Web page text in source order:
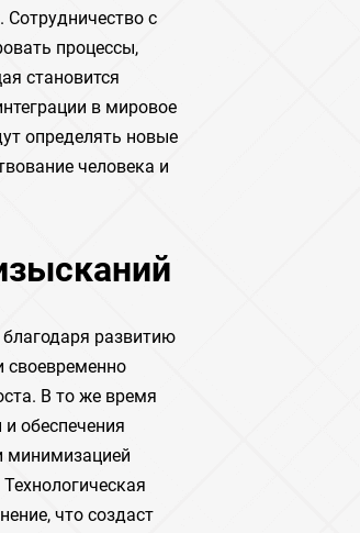
с
процессы,
становится
в мировое
определять новые
человека и
развитию
своевременно
В то же время
обеспечения
минимизацией
что создаст